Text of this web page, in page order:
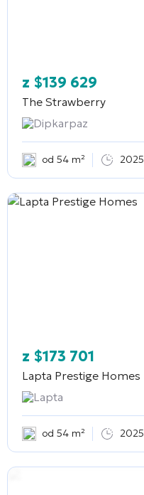
z $139 629
The Strawberry
Dipkarpaz
od 54 m² 2025
z $173 701
Lapta Prestige Homes
Lapta
od 54 m² 2025